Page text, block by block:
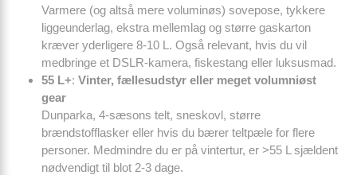
Varmere (og altså mere voluminøs) sovepose, tykkere
liggeunderlag, ekstra mellemlag og større gaskarton
kræver yderligere 8-10 L. Også relevant, hvis du vil
medbringe et DSLR-kamera, fiskestang eller luksusmad.
55 L+: Vinter, fællesudstyr eller meget volumniøst
gear
Dunparka, 4-sæsons telt, sneskovl, større
brændstofflasker eller hvis du bærer teltpæle for flere
personer. Medmindre du er på vintertur, er >55 L sjældent
nødvendigt til blot 2-3 dage.